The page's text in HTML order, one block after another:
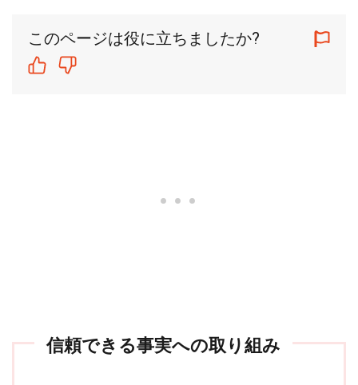
このページは役に立ちましたか?
信頼できる事実への取り組み